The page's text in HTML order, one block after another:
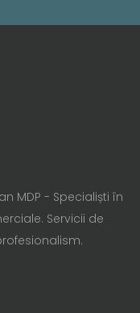
MDP - Specialiști în
Servicii de